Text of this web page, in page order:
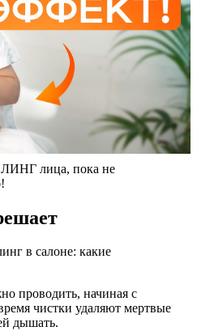
лица, пока не
проводить, начиная с
чистки удаляют мертвые
дышать.